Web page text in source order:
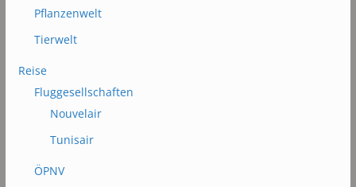
Pflanzenwelt
Tierwelt
Reise
Fluggesellschaften
Nouvelair
Tunisair
ÖPNV